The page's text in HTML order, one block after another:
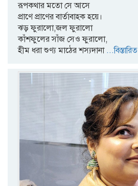
রূপকথার মতো সে আসে
প্রাণে প্রাণের বার্তাবাহক হয়ে।
ঝড় ফুরালো,জল ফুরালো
কাঁশফুলের সাঁজ সেও ফুরালো,
হীম ধরা শুণ্য মাঠের শস্যদানা...বিস্তারিত